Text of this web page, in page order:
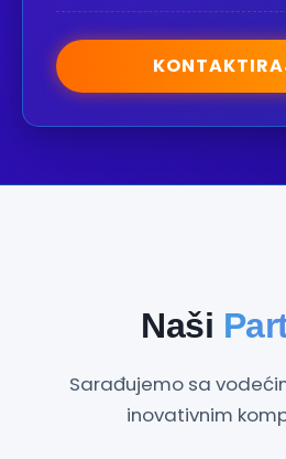
Naši
Sarađujemo sa
inovativnim